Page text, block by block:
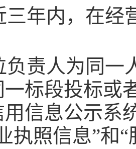
三年内，在经
负责人为同一
标段投标或
用信息公示系
执照信息”和